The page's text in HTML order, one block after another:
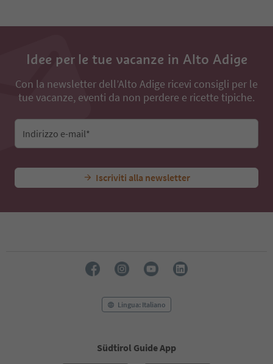
Idee per le tue vacanze in Alto Adige
Con la newsletter dell’Alto Adige ricevi consigli per le
tue vacanze, eventi da non perdere e ricette tipiche.
Indirizzo e-mail*
Iscriviti alla newsletter
Lingua: Italiano
Südtirol Guide App